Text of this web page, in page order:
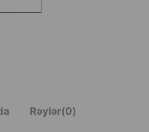
Rəylər(0)